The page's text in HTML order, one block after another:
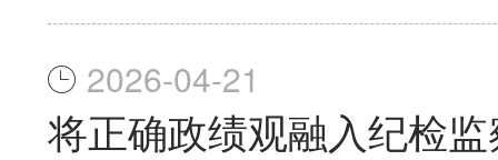
2026-04-21
将正确政绩观融入纪检